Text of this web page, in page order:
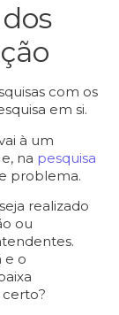
com os
em si.
à um
na pesquisa
problema.
realizado
ou
e o